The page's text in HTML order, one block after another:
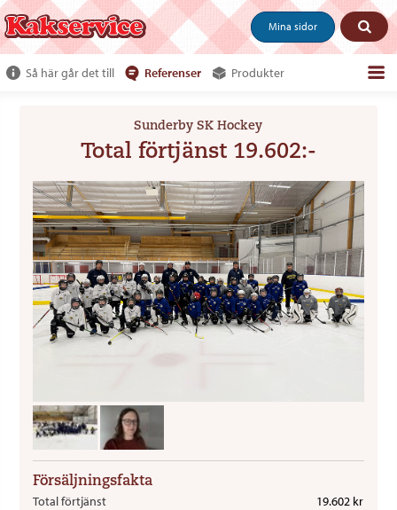
Mina sidor
Så här går det till Referenser Produkter
Beställ produkter
Om oss
Tjäna pengar
Sunderby SK Hockey
Total förtjänst 19.602:-
Försäljningsfakta
Total förtjänst 19.602 kr